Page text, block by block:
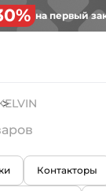
на первый
Контакторы